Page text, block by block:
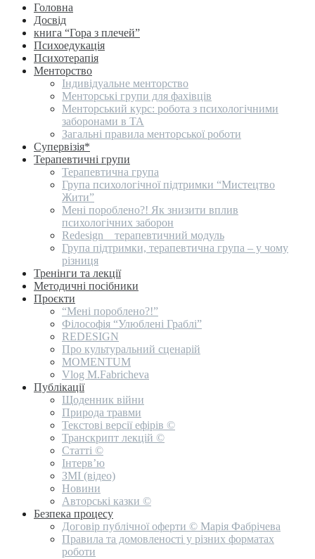
Головна
Досвід
книга “Гора з плечей”
Психоедукація
Психотерапія
Менторство
Індивідуальне менторство
Менторські групи для фахівців
Менторський курс: робота з психологічними
заборонами в ТА
Загальні правила менторської роботи
Супервізія*
Терапевтичні групи
Терапевтична група
Група психологічної підтримки “Мистецтво
Жити”
Мені пороблено?! Як знизити вплив
психологічних заборон
Redesign _ терапевтичний модуль
Група підтримки, терапевтична група – у чому
різниця
Тренінги та лекції
Методичні посібники
Проєкти
“Мені пороблено?!”
Філософія “Улюблені Граблі”
REDESIGN
Про культуральний сценарій
MOMENTUM
Vlog M.Fabricheva
Публікації
Щоденник війни
Природа травми
Текстові версії ефірів ©
Транскрипт лекцій ©
Статті ©
Інтерв’ю
ЗМІ (відео)
Новини
Авторські казки ©
Безпека процесу
Договір публічної оферти © Марія Фабрічева
Правила та домовленості у різних форматах
роботи